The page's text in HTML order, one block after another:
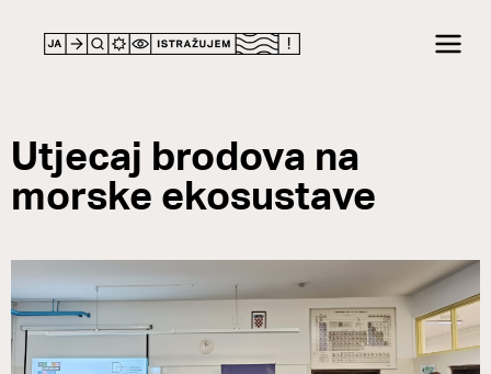
Utjecaj brodova na
morske ekosustave